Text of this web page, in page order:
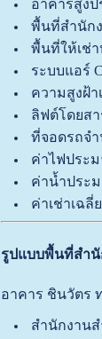
อาคารสูง
พื้นที่สำนักง
พื้นที่ให้เช่า
ระบบแอร์
ความสูงฝ้า
ลิฟต์โดยส
ที่จอดรถจ
ค่าไฟประ
ค่าน้ำประ
ค่าเช่าเฉลี่
รูปแบบพื้นที่สำนั
อาคาร ชินวัตร
สำนักงานส